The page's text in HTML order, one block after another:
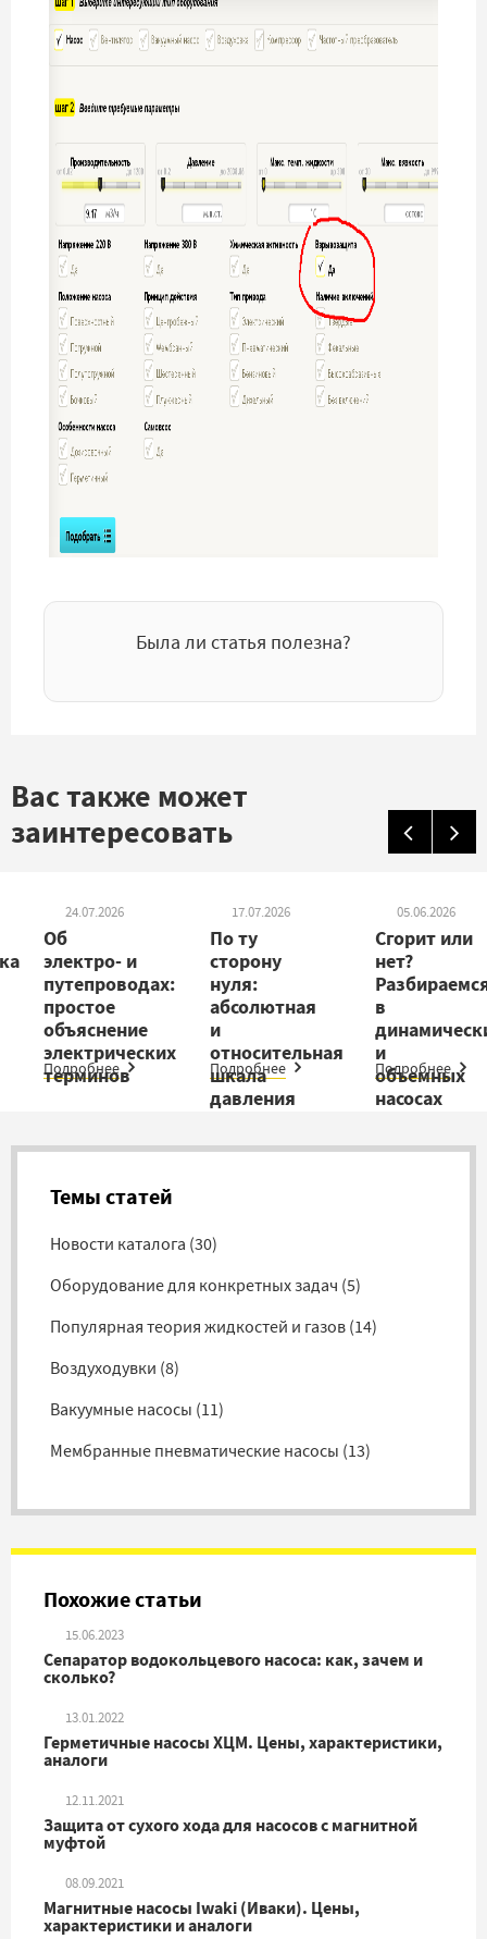
Была ли статья полезна?
Вас также может
заинтересовать
24.07.2026
Об
электро- и
путепроводах:
простое
объяснение
электрических
терминов
Подробнее
17.07.2026
По ту
сторону
нуля:
абсолютная
и
относительная
шкала
давления
Подробнее
05.06.2026
Сгорит или
нет?
в
и
объемных
насосах
Подробнее
Темы статей
Новости каталога (30)
Оборудование для конкретных задач (5)
Популярная теория жидкостей и газов (14)
Воздуходувки (8)
Вакуумные насосы (11)
Мембранные пневматические насосы (13)
Похожие статьи
15.06.2023
Сепаратор водокольцевого насоса: как, зачем и
сколько?
13.01.2022
Герметичные насосы ХЦМ. Цены, характеристики,
аналоги
12.11.2021
Защита от сухого хода для насосов с магнитной
муфтой
08.09.2021
Магнитные насосы Iwaki (Иваки). Цены,
характеристики и аналоги